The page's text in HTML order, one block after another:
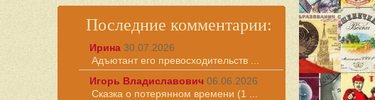
Последние комментарии:
Ирина 30.07.2026
Адъютант его превосходительств ...
Игорь Владиславович 06.06.2026
Сказка о потерянном времени (1 ...